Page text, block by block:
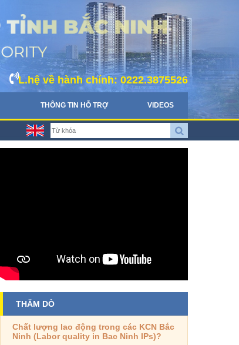
L.hệ về hành chính: 0222.3875526
THÔNG TIN HỖ TRỢ VIDEOS
THĂM DÒ
Chất lượng lao động trong các KCN Bắc
Ninh (Labor quality in Bac Ninh IPs)?